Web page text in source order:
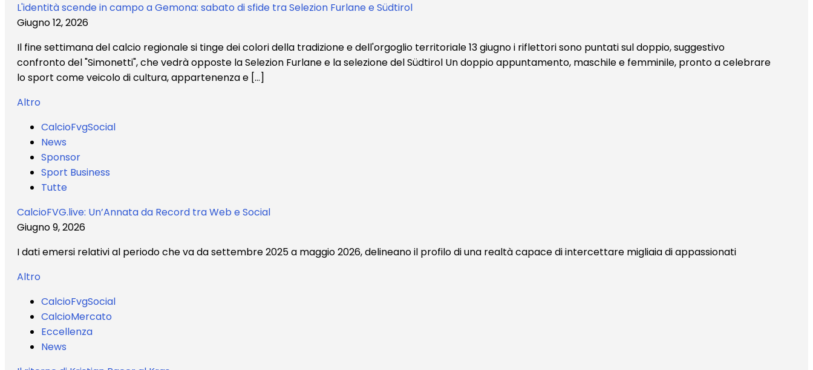
L'identità scende in campo a Gemona: sabato di sfide tra Selezion Furlane e Südtirol
Giugno 12, 2026
Il fine settimana del calcio regionale si tinge dei colori della tradizione e dell'orgoglio territoriale 13 giugno i riflettori sono puntati sul doppio, suggestivo
confronto del "Simonetti", che vedrà opposte la Selezion Furlane e la selezione del Südtirol Un doppio appuntamento, maschile e femminile, pronto a celebrare
lo sport come veicolo di cultura, appartenenza e […]
Altro
CalcioFvgSocial
News
Sponsor
Sport Business
Tutte
CalcioFVG.live: Un’Annata da Record tra Web e Social
Giugno 9, 2026
I dati emersi relativi al periodo che va da settembre 2025 a maggio 2026, delineano il profilo di una realtà capace di intercettare migliaia di appassionati
Altro
CalcioFvgSocial
CalcioMercato
Eccellenza
News